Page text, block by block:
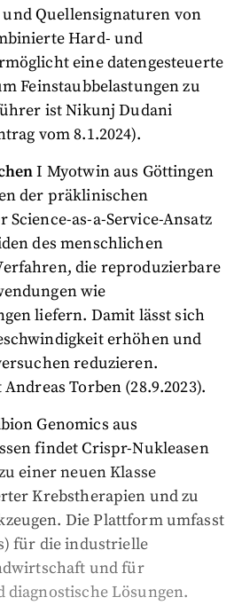
Quellensignaturen von
Hard- und
eine datengesteuerte
Feinstaubbelastungen zu
ist Nikunj Dudani
vom 8.1.2024).
I Myotwin aus Göttingen
der präklinischen
as-a-Service-Ansatz
des menschlichen
die reproduzierbare
wie
liefern. Damit lässt sich
erhöhen und
reduzieren.
Torben (28.9.2023).
Genomics aus
findet Crispr-Nukleasen
einer neuen Klasse
Krebstherapien und zu
Die Plattform umfasst
für die industrielle
und für
Lösungen.